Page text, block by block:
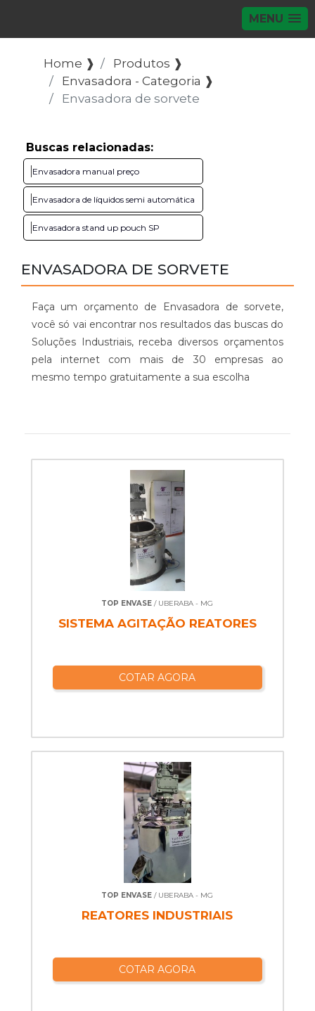
MENU
Home ❱
Produtos ❱
Envasadora - Categoria ❱
Envasadora de sorvete
Buscas relacionadas:
Envasadora manual preço
Envasadora de líquidos semi automática
Envasadora stand up pouch SP
ENVASADORA DE SORVETE
Faça um orçamento de Envasadora de sorvete,
você só vai encontrar nos resultados das buscas do
Soluções Industriais, receba diversos orçamentos
pela internet com mais de 30 empresas ao
mesmo tempo gratuitamente a sua escolha
TOP ENVASE / UBERABA - MG
SISTEMA AGITAÇÃO REATORES
COTAR AGORA
TOP ENVASE / UBERABA - MG
REATORES INDUSTRIAIS
COTAR AGORA